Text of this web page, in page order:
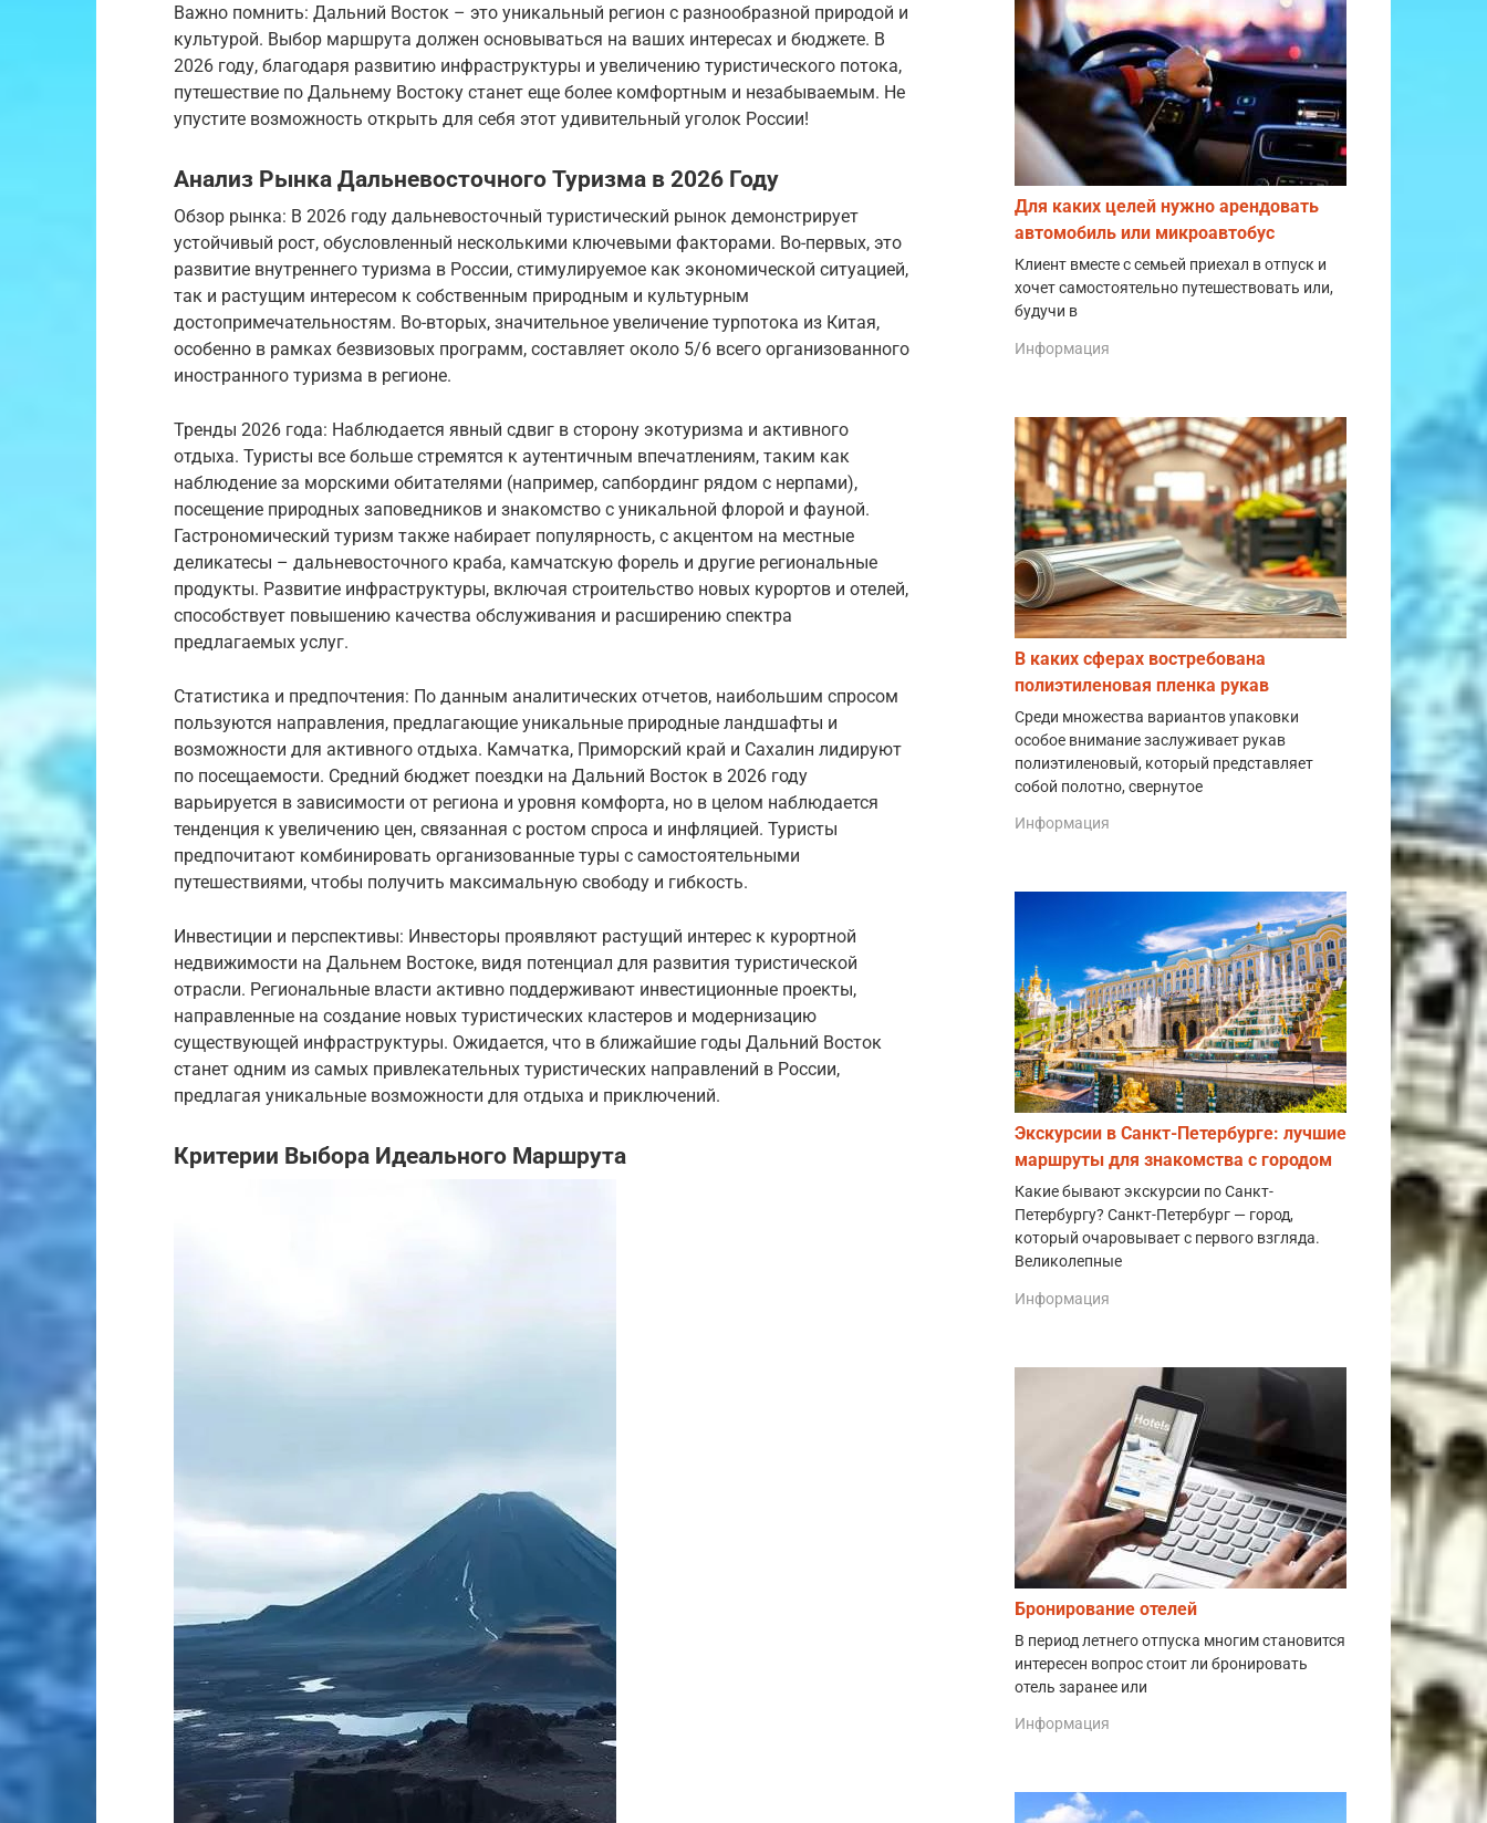
Важно помнить: Дальний Восток – это уникальный регион с разнообразной природой и
культурой. Выбор маршрута должен основываться на ваших интересах и бюджете. В
2026 году, благодаря развитию инфраструктуры и увеличению туристического потока,
путешествие по Дальнему Востоку станет еще более комфортным и незабываемым. Не
упустите возможность открыть для себя этот удивительный уголок России!
Анализ Рынка Дальневосточного Туризма в 2026 Году
Обзор рынка: В 2026 году дальневосточный туристический рынок демонстрирует
устойчивый рост, обусловленный несколькими ключевыми факторами. Во-первых, это
развитие внутреннего туризма в России, стимулируемое как экономической ситуацией,
так и растущим интересом к собственным природным и культурным
достопримечательностям. Во-вторых, значительное увеличение турпотока из Китая,
особенно в рамках безвизовых программ, составляет около 5/6 всего организованного
иностранного туризма в регионе.
Тренды 2026 года: Наблюдается явный сдвиг в сторону экотуризма и активного
отдыха. Туристы все больше стремятся к аутентичным впечатлениям, таким как
наблюдение за морскими обитателями (например, сапбординг рядом с нерпами),
посещение природных заповедников и знакомство с уникальной флорой и фауной.
Гастрономический туризм также набирает популярность, с акцентом на местные
деликатесы – дальневосточного краба, камчатскую форель и другие региональные
продукты. Развитие инфраструктуры, включая строительство новых курортов и отелей,
способствует повышению качества обслуживания и расширению спектра
предлагаемых услуг.
Статистика и предпочтения: По данным аналитических отчетов, наибольшим спросом
пользуются направления, предлагающие уникальные природные ландшафты и
возможности для активного отдыха. Камчатка, Приморский край и Сахалин лидируют
по посещаемости. Средний бюджет поездки на Дальний Восток в 2026 году
варьируется в зависимости от региона и уровня комфорта, но в целом наблюдается
тенденция к увеличению цен, связанная с ростом спроса и инфляцией. Туристы
предпочитают комбинировать организованные туры с самостоятельными
путешествиями, чтобы получить максимальную свободу и гибкость.
Инвестиции и перспективы: Инвесторы проявляют растущий интерес к курортной
недвижимости на Дальнем Востоке, видя потенциал для развития туристической
отрасли. Региональные власти активно поддерживают инвестиционные проекты,
направленные на создание новых туристических кластеров и модернизацию
существующей инфраструктуры. Ожидается, что в ближайшие годы Дальний Восток
станет одним из самых привлекательных туристических направлений в России,
предлагая уникальные возможности для отдыха и приключений.
Критерии Выбора Идеального Маршрута
Для каких целей нужно арендовать
автомобиль или микроавтобус
Клиент вместе с семьей приехал в отпуск и
хочет самостоятельно путешествовать или,
будучи в
Информация
В каких сферах востребована
полиэтиленовая пленка рукав
Среди множества вариантов упаковки
особое внимание заслуживает рукав
полиэтиленовый, который представляет
собой полотно, свернутое
Информация
Экскурсии в Санкт-Петербурге: лучшие
маршруты для знакомства с городом
Какие бывают экскурсии по Санкт-
Петербургу? Санкт-Петербург — город,
который очаровывает с первого взгляда.
Великолепные
Информация
Бронирование отелей
В период летнего отпуска многим становится
интересен вопрос стоит ли бронировать
отель заранее или
Информация